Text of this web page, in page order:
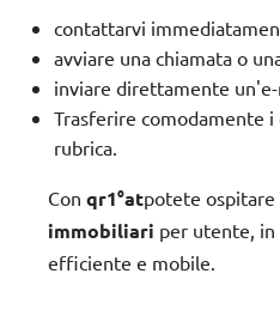
contattarvi
avviare una chiamata o
inviare direttamente
Trasferire comodamente
rubrica.
Con qr1°atpotete ospitare
immobiliari per utente, in
efficiente e mobile.